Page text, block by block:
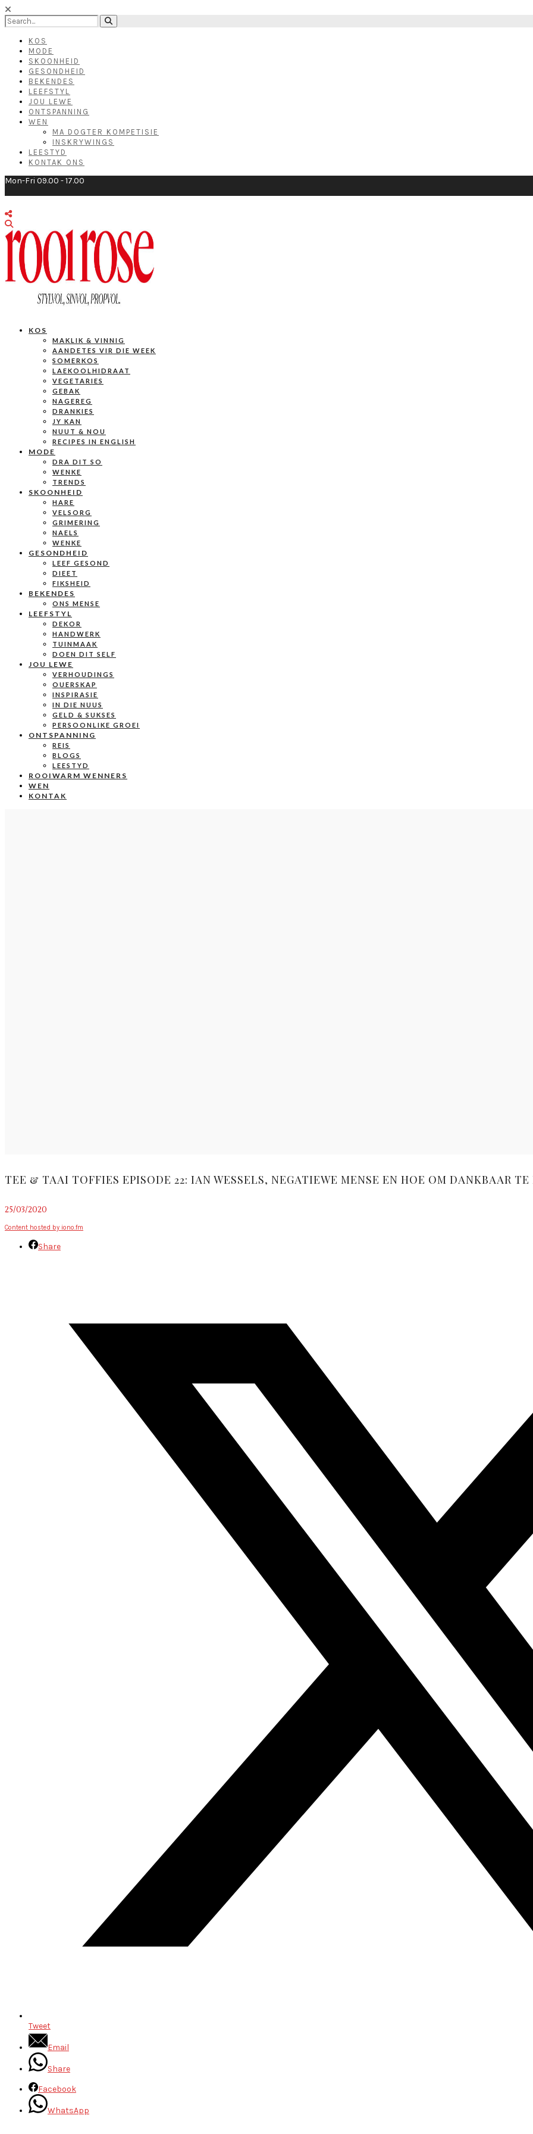
KOS
MODE
SKOONHEID
GESONDHEID
BEKENDES
LEEFSTYL
JOU LEWE
ONTSPANNING
WEN
MA DOGTER KOMPETISIE
INSKRYWINGS
LEESTYD
KONTAK ONS
Mon-Fri 09.00 - 17.00
KOS
MAKLIK & VINNIG
AANDETES VIR DIE WEEK
SOMERKOS
LAEKOOLHIDRAAT
VEGETARIES
GEBAK
NAGEREG
DRANKIES
JY KAN
NUUT & NOU
RECIPES IN ENGLISH
MODE
DRA DIT SO
WENKE
TRENDS
SKOONHEID
HARE
VELSORG
GRIMERING
NAELS
WENKE
GESONDHEID
LEEF GESOND
DIEET
FIKSHEID
BEKENDES
ONS MENSE
LEEFSTYL
DEKOR
HANDWERK
TUINMAAK
DOEN DIT SELF
JOU LEWE
VERHOUDINGS
OUERSKAP
INSPIRASIE
IN DIE NUUS
GELD & SUKSES
PERSOONLIKE GROEI
ONTSPANNING
REIS
BLOGS
LEESTYD
ROOIWARM WENNERS
WEN
KONTAK
TEE & TAAI TOFFIES EPISODE 22: IAN WESSELS, NEGATIEWE MENSE EN HOE OM DANKBAAR TE
25/03/2020
Content hosted by iono.fm
Share
Tweet
Email
Share
Facebook
WhatsApp